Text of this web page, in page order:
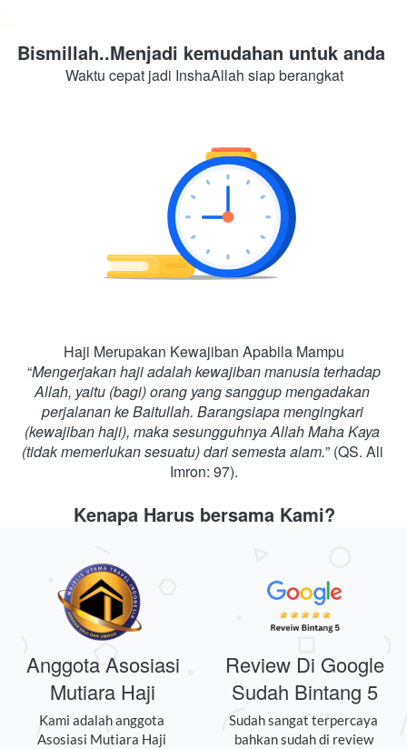
Bismillah..Menjadi kemudahan untuk anda
Waktu cepat jadi InshaAllah siap berangkat
Haji Merupakan Kewajiban Apabila Mampu
“Mengerjakan haji adalah kewajiban manusia terhadap
Allah, yaitu (bagi) orang yang sanggup mengadakan
perjalanan ke Baitullah. Barangsiapa mengingkari
(kewajiban haji), maka sesungguhnya Allah Maha Kaya
(tidak memerlukan sesuatu) dari semesta alam.” (QS. Ali
Imron: 97).
Kenapa Harus bersama Kami?
Anggota Asosiasi
Mutiara Haji
Kami adalah anggota
Asosiasi Mutiara Haji
Review Di Google
Sudah Bintang 5
Sudah sangat terpercaya
bahkan sudah di review